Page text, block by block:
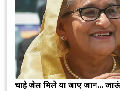
चाहे जेल मिले या जाए जान...